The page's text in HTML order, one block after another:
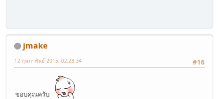
jmake
#16
12 กุมภาพันธ์ 2015, 02:28:34
ขอบคุณครับ